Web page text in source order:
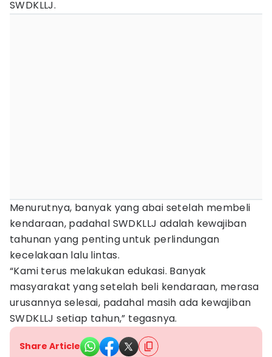
SWDKLLJ.
Menurutnya, banyak yang abai setelah membeli
kendaraan, padahal SWDKLLJ adalah kewajiban
tahunan yang penting untuk perlindungan
kecelakaan lalu lintas.
“Kami terus melakukan edukasi. Banyak
masyarakat yang setelah beli kendaraan, merasa
urusannya selesai, padahal masih ada kewajiban
SWDKLLJ setiap tahun,” tegasnya.
Share Article